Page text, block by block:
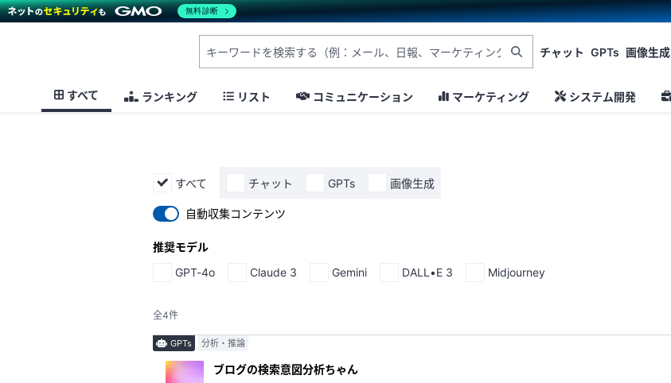
チャット GPTs 画像生成
すべて ランキング リスト コミュニケーション マーケティング システム開発
すべて チャット GPTs 画像生成
自動収集コンテンツ
推奨モデル
GPT-4o
Claude 3 Gemini DALL•E 3 Midjourney
全4件
GPTs 分析・推論
ブログの検索意図分析ちゃん
無料診断